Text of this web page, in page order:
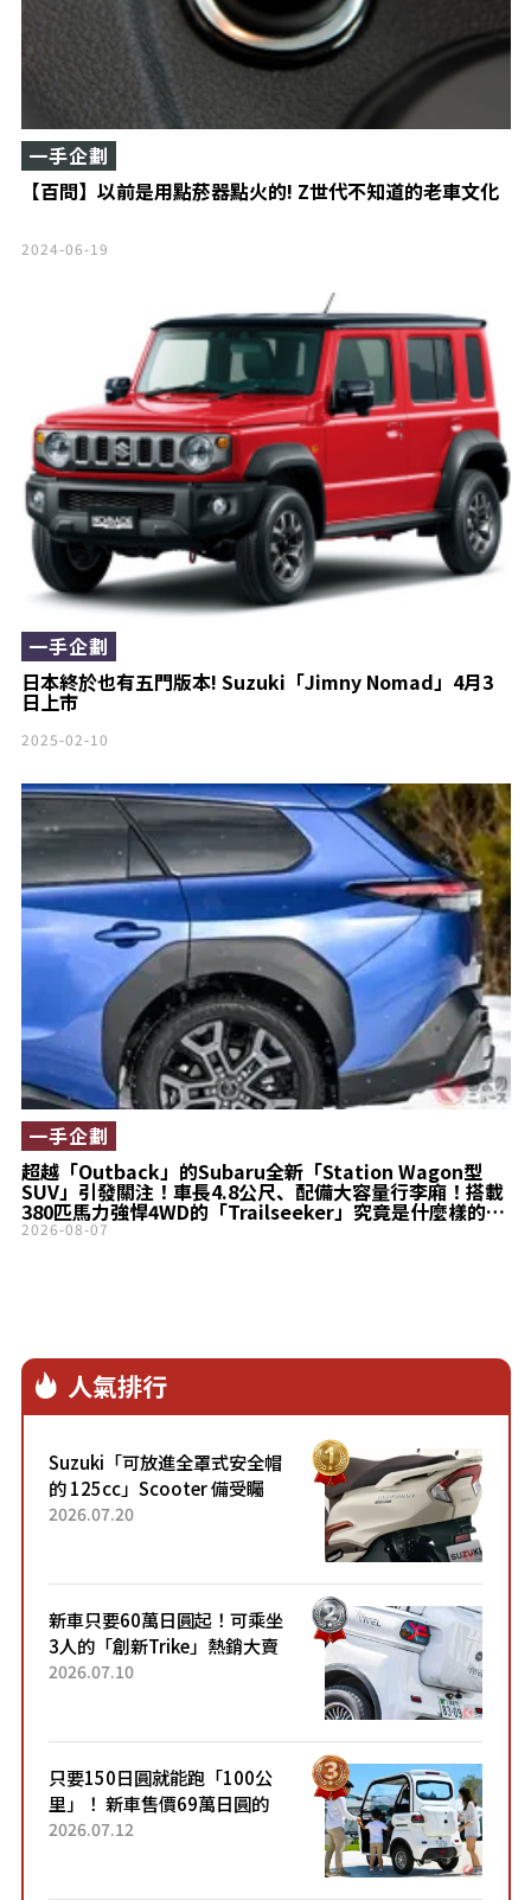
【百問】以前是用點菸器點火的! Z世代不知道的老車文化
一手企劃
2024-06-19
日本終於也有五門版本! Suzuki「Jimny Nomad」4月3
日上市
一手企劃
2025-02-10
超越「Outback」的Subaru全新「Station Wagon型
SUV」引發關注！車長4.8公尺、配備大容量行李廂！搭載
380匹馬力強悍4WD的「Trailseeker」究竟是什麼樣的
車？
一手企劃
2026-08-07
人氣排行
Suzuki「可放進全罩式安全帽
的 125cc」Scooter 備受矚
目！採用全新流線設計與各項
2026.07.20
新車只要60萬日圓起！可乘坐
3人的「創新Trike」熱銷大賣
成為人氣車款！「養車成本真
2026.07.10
只要150日圓就能跑「100公
里」！ 新車售價69萬日圓的
「3人座」Trike大受歡迎！ 順
2026.07.12